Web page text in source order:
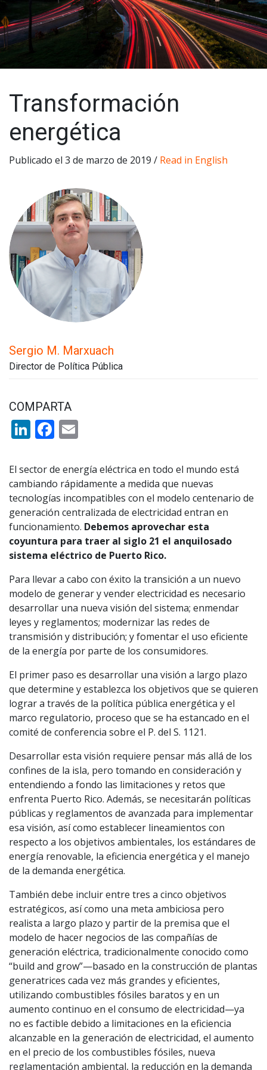
Transformación
energética
Publicado el 3 de marzo de 2019 / Read in English
Sergio M. Marxuach
Director de Política Pública
COMPARTA
LinkedIn
Facebook
El sector de energía eléctrica en todo el mundo está
cambiando rápidamente a medida que nuevas
tecnologías incompatibles con el modelo centenario de
generación centralizada de electricidad entran en
funcionamiento. Debemos aprovechar esta
coyuntura para traer al siglo 21 el anquilosado
sistema eléctrico de Puerto Rico.
Para llevar a cabo con éxito la transición a un nuevo
modelo de generar y vender electricidad es necesario
desarrollar una nueva visión del sistema; enmendar
leyes y reglamentos; modernizar las redes de
transmisión y distribución; y fomentar el uso eficiente
de la energía por parte de los consumidores.
El primer paso es desarrollar una visión a largo plazo
que determine y establezca los objetivos que se quieren
lograr a través de la política pública energética y el
marco regulatorio, proceso que se ha estancado en el
comité de conferencia sobre el P. del S. 1121.
Desarrollar esta visión requiere pensar más allá de los
confines de la isla, pero tomando en consideración y
entendiendo a fondo las limitaciones y retos que
enfrenta Puerto Rico. Además, se necesitarán políticas
públicas y reglamentos de avanzada para implementar
esa visión, así como establecer lineamientos con
respecto a los objetivos ambientales, los estándares de
energía renovable, la eficiencia energética y el manejo
de la demanda energética.
También debe incluir entre tres a cinco objetivos
estratégicos, así como una meta ambiciosa pero
realista a largo plazo y partir de la premisa que el
modelo de hacer negocios de las compañías de
generación eléctrica, tradicionalmente conocido como
“build and grow”—basado en la construcción de plantas
generatrices cada vez más grandes y eficientes,
utilizando combustibles fósiles baratos y en un
aumento continuo en el consumo de electricidad—ya
no es factible debido a limitaciones en la eficiencia
alcanzable en la generación de electricidad, el aumento
en el precio de los combustibles fósiles, nueva
reglamentación ambiental, la reducción en la demanda